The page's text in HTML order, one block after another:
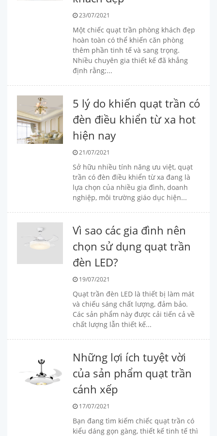
23/07/2021
Một chiếc quạt trần phòng khách đẹp
hoàn toàn có thể khiến căn phòng
thêm phần tinh tế và sang trọng.
Nhiều chuyên gia thiết kế đã khẳng
định rằng;...
5 lý do khiến quạt trần có
đèn điều khiển từ xa hot
hiện nay
21/07/2021
Sở hữu nhiều tính năng ưu việt, quạt
trần có đèn điều khiển từ xa đang là
lựa chọn của nhiều gia đình, doanh
nghiệp, môi trường giáo dục hiện...
Vì sao các gia đình nên
chọn sử dụng quạt trần
đèn LED?
19/07/2021
Quạt trần đèn LED là thiết bị làm mát
và chiếu sáng chất lượng, đảm bảo.
Các sản phẩm này được cải tiến cả về
chất lượng lẫn thiết kế...
Những lợi ích tuyệt vời
của sản phẩm quạt trần
cánh xếp
17/07/2021
Bạn đang tìm kiếm chiếc quạt trần có
kiểu dáng gọn gàng, thiết kế tinh tế thì